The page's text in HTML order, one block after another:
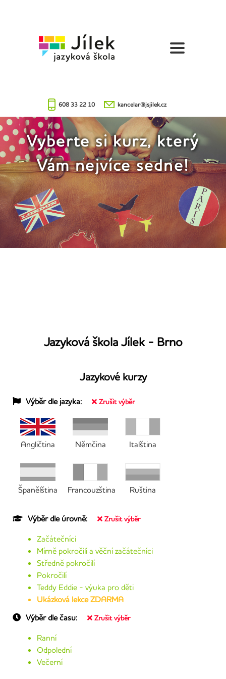
608 33 22 10 kancelar@jsjilek.cz
Vyberte si kurz, který
Vám nejvíce sedne!
Jazyková škola Jílek - Brno
Jazykové kurzy
Výběr dle jazyka: Zrušit výběr
Angličtina Němčina Italština
Španělština Francouzština Ruština
Výběr dle úrovně: Zrušit výběr
Začátečníci
Mírně pokročilí a věční začátečníci
Středně pokročilí
Pokročilí
Teddy Eddie - výuka pro děti
Ukázková lekce ZDARMA
Výběr dle času:
Zrušit výběr
Ranní
Odpolední
Večerní